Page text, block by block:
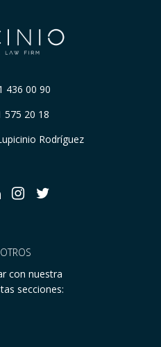
436 00 90
575 20 18
Rodríguez
con nuestra
secciones: